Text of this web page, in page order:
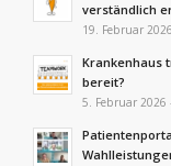
verständlich
19. Februar
Krankenhaus
bereit?
5. Februar 2026